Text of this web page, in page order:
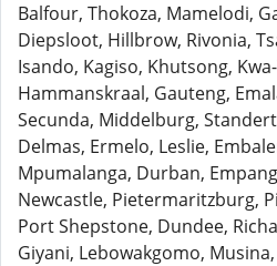
Balfour, Thokoza, Mamelodi,
Diepsloot, Hillbrow, Rivonia,
Isando, Kagiso, Khutsong,
Hammanskraal, Gauteng,
Secunda, Middelburg,
Delmas, Ermelo, Leslie,
Mpumalanga, Durban,
Newcastle, Pietermaritzburg,
Port Shepstone, Dundee,
Giyani, Lebowakgomo,